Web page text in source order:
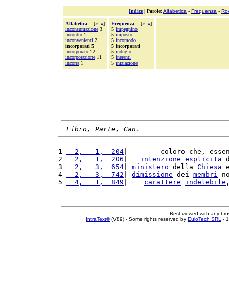
Indice| Parole: Alfabetica - Frequenza -
Alfabetica [« »]
inconsumazione 3
incontro 1
inconvenienti 2
incorporati 5
incorporato 12
incorporazione 11
incorra 1
Frequenza [« »]
5 impegnino
5 imposto
5 incomodo
5 incorporati
5 indugio
5 inerenti
5 iniziazione
Libro, Parte, Can.
1
  2,   1,  204
|        coloro che,
2
  2,   1,  206
intenzione esplicita
3
  2,   3,  654
ministero della Chiesa
4
  2,   3,  742
dimissione dei membri
5
  4,   1,  849
carattere indelebile
Best viewed with any
IntraText®(V89) - Some rights reserved by EuloTech SRL -